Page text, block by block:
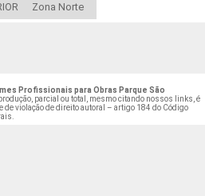
Zona Norte
Profissionais para Obras Parque São
parcial ou total, mesmo citando nossos links, é
de violação de direito autoral – artigo 184 do Código
.